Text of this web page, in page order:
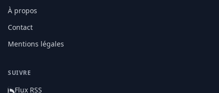
À propos
Contact
Mentions légales
SUIVRE
Flux RSS